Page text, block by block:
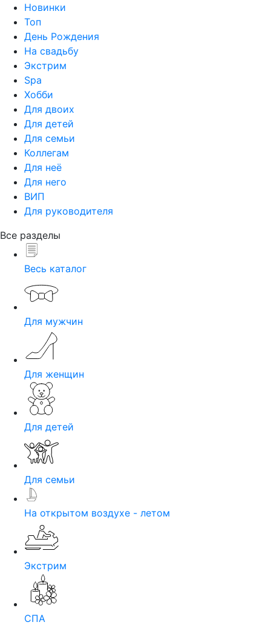
Новинки
Топ
День Рождения
На свадьбу
Экстрим
Spa
Хобби
Для двоих
Для детей
Для семьи
Коллегам
Для неё
Для него
ВИП
Для руководителя
Все разделы
Весь каталог
Для мужчин
Для женщин
Для детей
Для семьи
На открытом воздухе - летом
Экстрим
СПА